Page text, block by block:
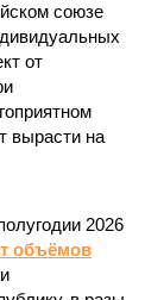
союзе
от
вырасти на
2026
объёмов